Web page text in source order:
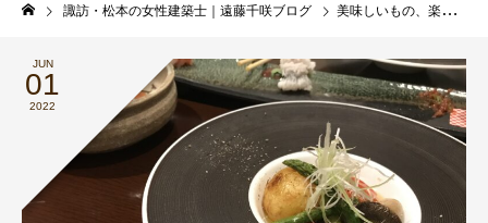
築士ブログ｜未来生
活設計
諏訪・松本の女性建築士｜遠藤千咲ブログ 美味しいもの、楽しい会話｜上諏訪駅近 和ダイニング兎
JUN
01
2022